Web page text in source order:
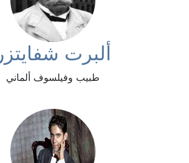
ألبرت شفايتزر
طبيب وفيلسوف ألماني